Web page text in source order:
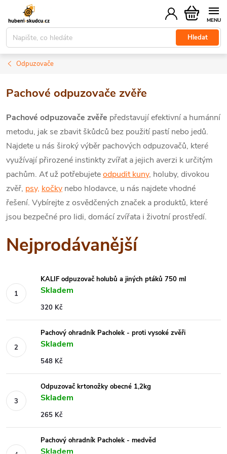
obsah
Hledat
Nákupní
košík
Odpuzovače
Pachové odpuzovače zvěře
Pachové odpuzovače zvěře představují efektivní a humánní
metodu, jak se zbavit škůdců bez použití pastí nebo jedů.
Najdete u nás široký výběr pachových odpuzovačů, které
využívají přirozené instinkty zvířat a jejich averzi k určitým
pachům. Ať už potřebujeteodpudit kuny, holuby, divokou
zvěř, psy, kočky nebo hlodavce, u nás najdete vhodné
řešení. Vybírejte z osvědčených značek a produktů, které
jsou bezpečné pro lidi, domácí zvířata i životní prostředí.
Nejprodávanější
KALIF odpuzovač holubů a jiných ptáků 750 ml
Skladem
320 Kč
Pachový ohradník Pacholek - proti vysoké zvěři
Skladem
548 Kč
Odpuzovač krtonožky obecné 1,2kg
Skladem
265 Kč
Pachový ohradník Pacholek - medvěd
Skladem